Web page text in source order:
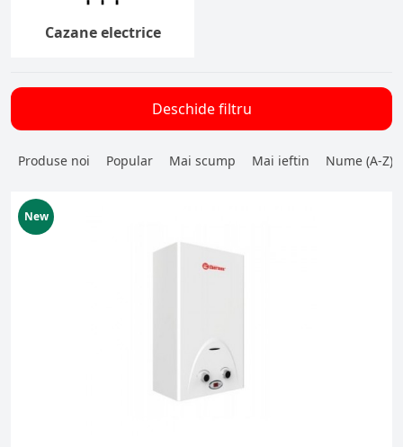
Cazane electrice
Deschide filtru
Produse noi Popular Mai scump Mai ieftin Nume (A-Z)
New